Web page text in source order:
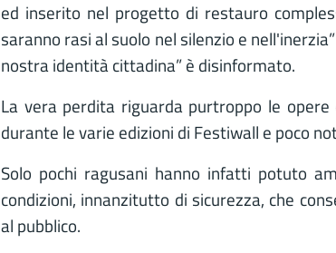
ed inserito nel progetto di restauro
saranno rasi al suolo nel silenzio e
nostra identità cittadina” è disinformato.
La vera perdita riguarda purtroppo le
durante le varie edizioni di Festiwall e poco
Solo pochi ragusani hanno infatti potuto
condizioni, innanzitutto di sicurezza, che
al pubblico.